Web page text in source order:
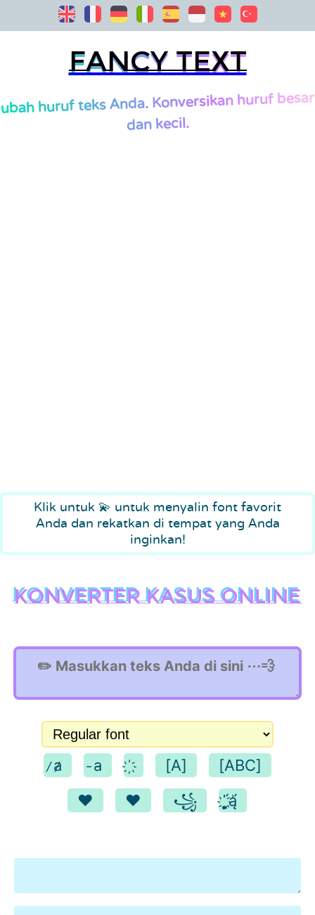
Fancy Text
Fancy Text
ubah huruf teks Anda. Konversikan huruf besar
dan kecil.
Klik untuk 💫 untuk menyalin font favorit
Anda dan rekatkan di tempat yang Anda
inginkan!
Konverter kasus online
̷a̷ ̵a̵ [A]
[ABC]
♥
❤️ ꧁ ̨̞̗̖́͗҉ą͗́